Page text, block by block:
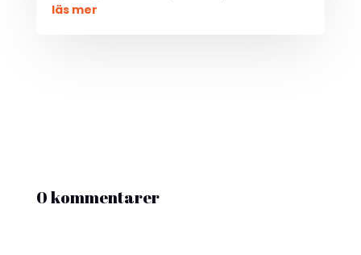
läs mer
0 kommentarer